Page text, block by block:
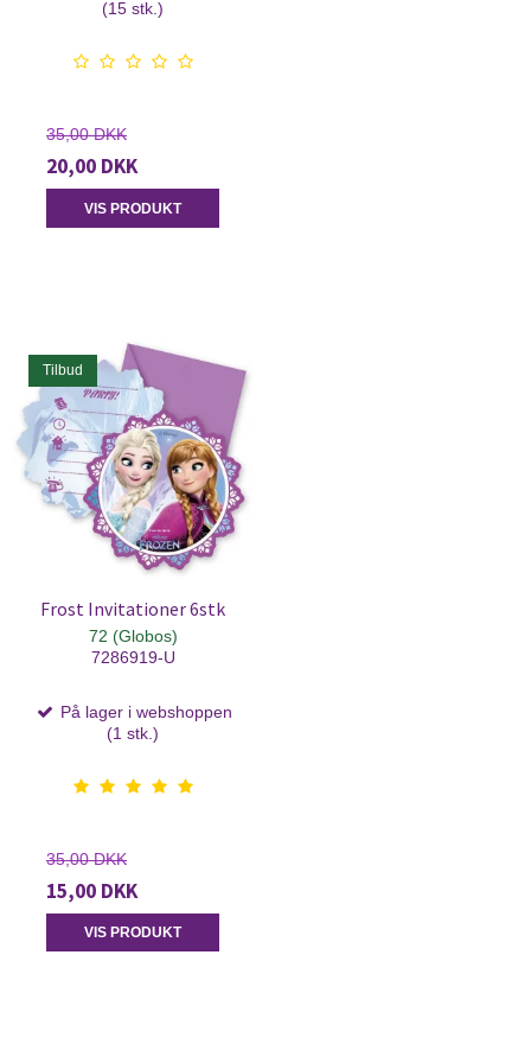
(15 stk.)
35,00 DKK
20,00 DKK
VIS PRODUKT
Tilbud
Frost Invitationer 6stk
72 (Globos)
7286919-U
På lager i webshoppen
(1 stk.)
35,00 DKK
15,00 DKK
VIS PRODUKT